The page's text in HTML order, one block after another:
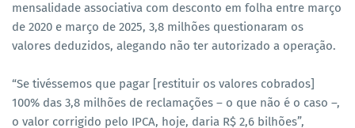
mensalidade associativa com desconto em folha entre março
de 2020 e março de 2025, 3,8 milhões questionaram os
valores deduzidos, alegando não ter autorizado a operação.
“Se tivéssemos que pagar [restituir os valores cobrados]
100% das 3,8 milhões de reclamações – o que não é o caso –,
o valor corrigido pelo IPCA, hoje, daria R$ 2,6 bilhões”,